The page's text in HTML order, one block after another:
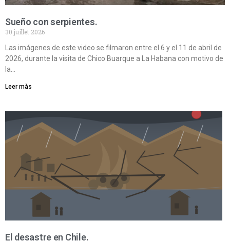
Sueño con serpientes.
30 juillet 2026
Las imágenes de este video se filmaron entre el 6 y el 11 de abril de
2026, durante la visita de Chico Buarque a La Habana con motivo de
la…
Leer màs
El desastre en Chile.